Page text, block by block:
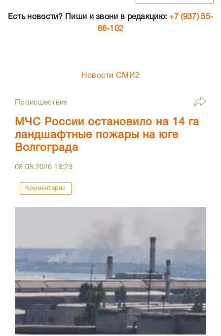
Есть новости? Пиши и звони в редакцию: +7 (937) 55-
66-102
Новости СМИ2
Происшествия
МЧС России остановило на 14 га
ландшафтные пожары на юге
Волгограда
08.08.2026 18:23
Комментарии